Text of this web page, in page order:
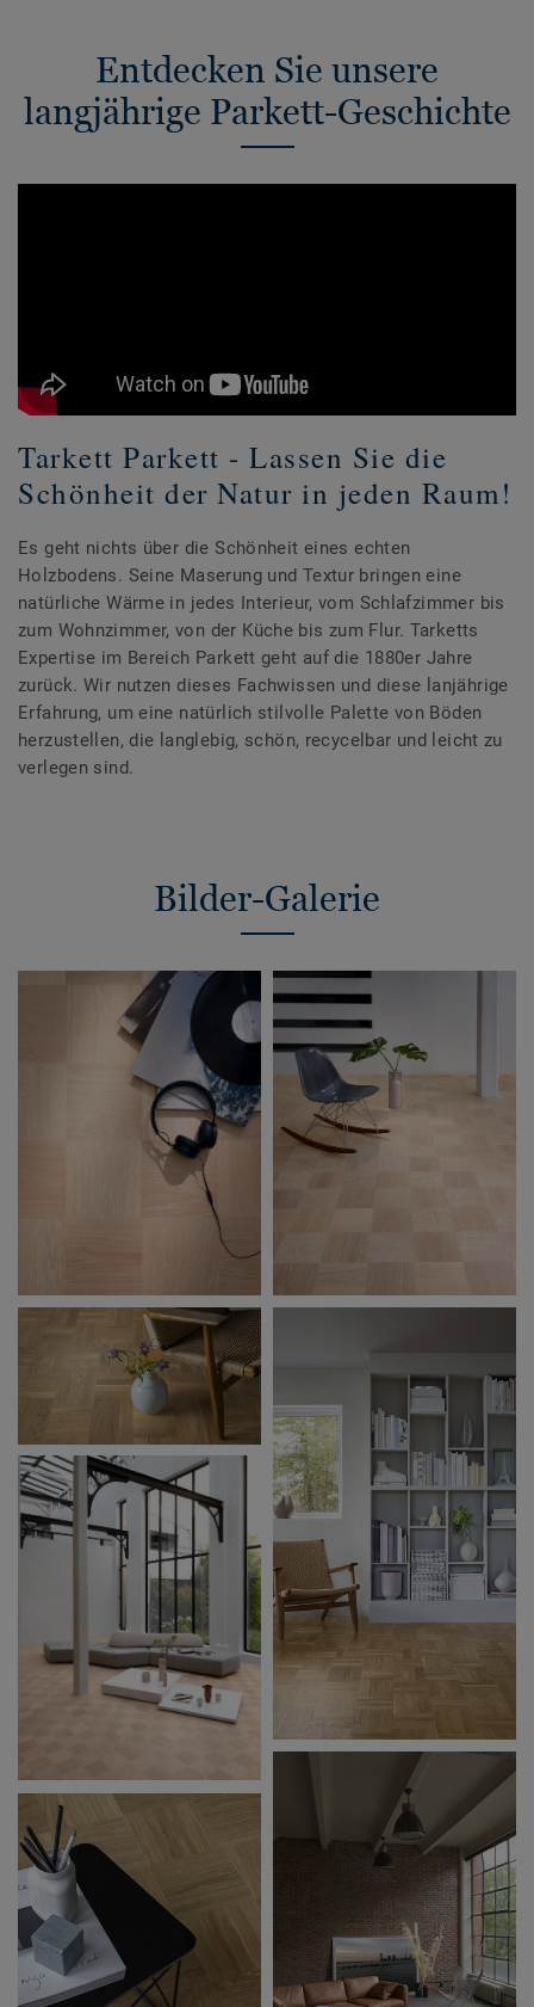
Entdecken Sie unsere
langjährige Parkett-Geschichte
Tarkett Parkett - Lassen Sie die
Schönheit der Natur in jeden Raum!
Es geht nichts über die Schönheit eines echten
Holzbodens. Seine Maserung und Textur bringen eine
natürliche Wärme in jedes Interieur, vom Schlafzimmer bis
zum Wohnzimmer, von der Küche bis zum Flur. Tarketts
Expertise im Bereich Parkett geht auf die 1880er Jahre
zurück. Wir nutzen dieses Fachwissen und diese lanjährige
Erfahrung, um eine natürlich stilvolle Palette von Böden
herzustellen, die langlebig, schön, recycelbar und leicht zu
verlegen sind.
Bilder-Galerie